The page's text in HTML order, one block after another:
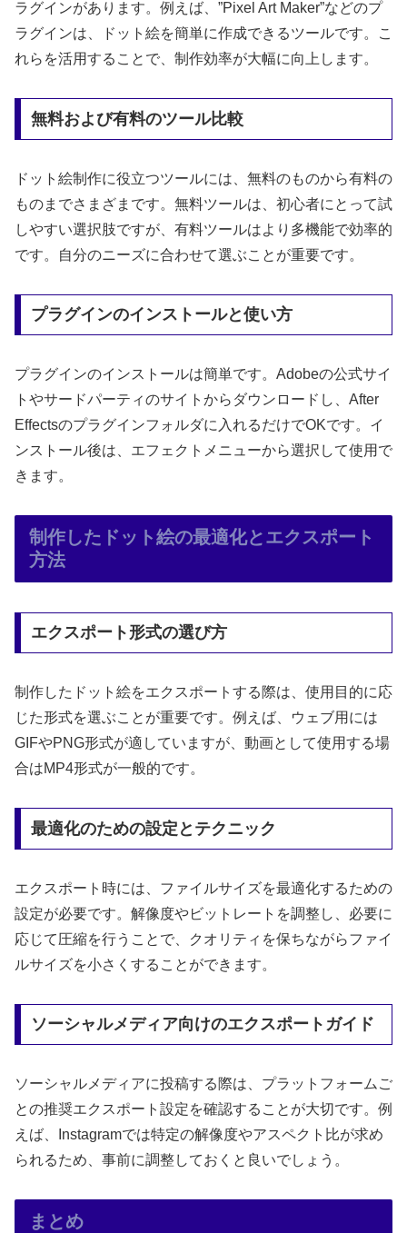
ラグインがあります。例えば、”Pixel Art Maker”などのプ
ラグインは、ドット絵を簡単に作成できるツールです。こ
れらを活用することで、制作効率が大幅に向上します。
無料および有料のツール比較
ドット絵制作に役立つツールには、無料のものから有料の
ものまでさまざまです。無料ツールは、初心者にとって試
しやすい選択肢ですが、有料ツールはより多機能で効率的
です。自分のニーズに合わせて選ぶことが重要です。
プラグインのインストールと使い方
プラグインのインストールは簡単です。Adobeの公式サイ
トやサードパーティのサイトからダウンロードし、After
Effectsのプラグインフォルダに入れるだけでOKです。イ
ンストール後は、エフェクトメニューから選択して使用で
きます。
制作したドット絵の最適化とエクスポート
方法
エクスポート形式の選び方
制作したドット絵をエクスポートする際は、使用目的に応
じた形式を選ぶことが重要です。例えば、ウェブ用には
GIFやPNG形式が適していますが、動画として使用する場
合はMP4形式が一般的です。
最適化のための設定とテクニック
エクスポート時には、ファイルサイズを最適化するための
設定が必要です。解像度やビットレートを調整し、必要に
応じて圧縮を行うことで、クオリティを保ちながらファイ
ルサイズを小さくすることができます。
ソーシャルメディア向けのエクスポートガイド
ソーシャルメディアに投稿する際は、プラットフォームご
との推奨エクスポート設定を確認することが大切です。例
えば、Instagramでは特定の解像度やアスペクト比が求め
られるため、事前に調整しておくと良いでしょう。
まとめ